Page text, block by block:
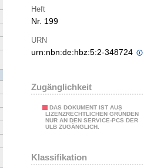
Heft
Nr. 199
URN
urn:nbn:de:hbz:5:2-348724
Zugänglichkeit
DAS DOKUMENT IST AUS
LIZENZRECHTLICHEN GRÜNDEN
NUR AN DEN SERVICE-PCS DER
ULB ZUGÄNGLICH.
Klassifikation